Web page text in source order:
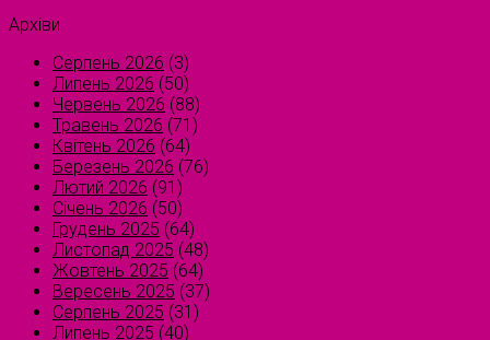
Архіви
Серпень 2026 (3)
Липень 2026 (50)
Червень 2026 (88)
Травень 2026 (71)
Квітень 2026 (64)
Березень 2026 (76)
Лютий 2026 (91)
Січень 2026 (50)
Грудень 2025 (64)
Листопад 2025 (48)
Жовтень 2025 (64)
Вересень 2025 (37)
Серпень 2025 (31)
Липень 2025 (40)